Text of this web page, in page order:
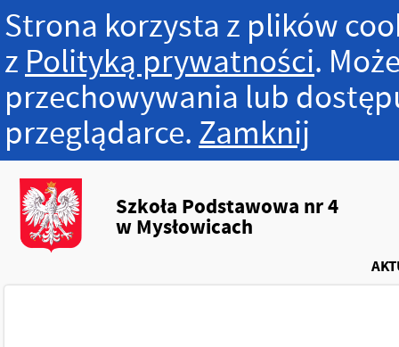
Strona korzysta z plików
zPolityką prywatności.
przechowywania lub
przeglądarce.Zamknij
Szkoła Podstawowa nr 4
w Mysłowicach